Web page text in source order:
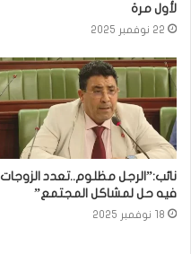
لأول مرة
22 نوفمبر 2025
نائب:”الرجل مظلوم..تعدد الزوجات
فيه حل لمشاكل المجتمع”
18 نوفمبر 2025